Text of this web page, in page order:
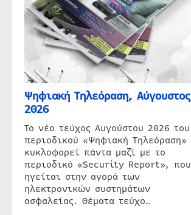
Ψηφιακή Τηλεόραση, Αύγουστος
2026
Το νέο τεύχος Αυγούστου 2026 του
περιοδικού «Ψηφιακή Τηλεόραση»
κυκλοφορεί πάντα μαζί με το
περιοδικό «Security Report», που
ηγείται στην αγορά των
ηλεκτρονικών συστημάτων
ασφαλείας. Θέματα τεύχο…